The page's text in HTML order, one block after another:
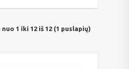
1 iki 12 iš 12 (1 puslapių)